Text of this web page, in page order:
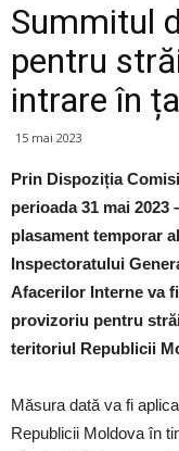
Summitul
pentru
intrare în
15 mai 2023
Prin Dispoziția
perioada 31 mai
plasament temporar
Inspectoratului
Afacerilor Interne va
provizoriu pentru
teritoriul Republicii
Măsura dată va fi
Republicii Moldova în